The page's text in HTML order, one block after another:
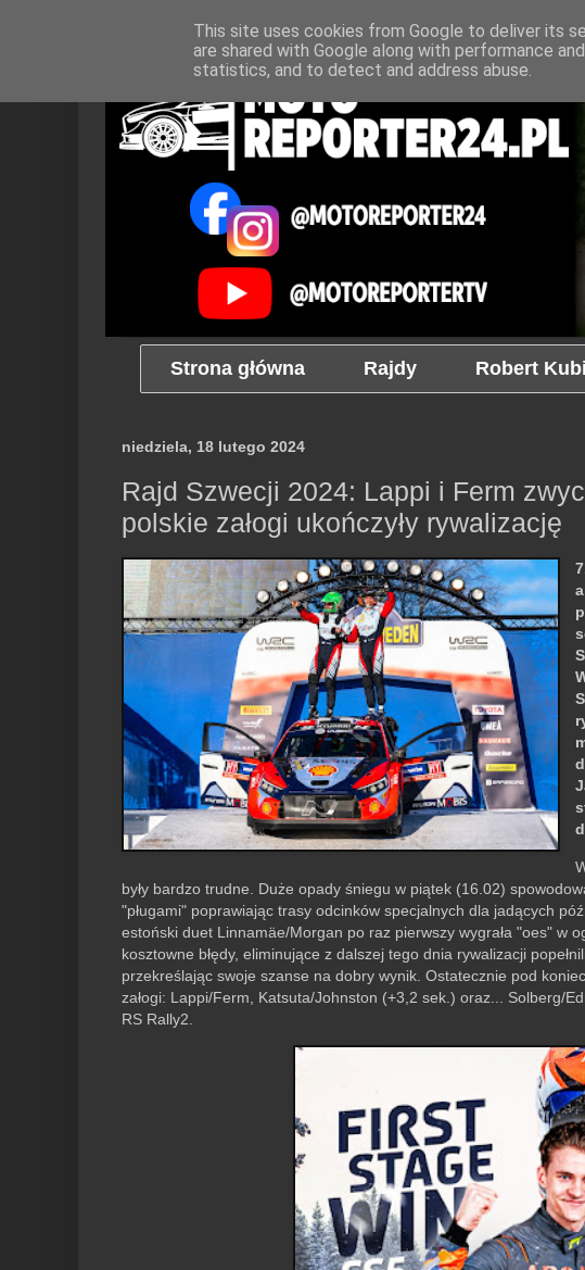
Strona główna Rajdy Robert
niedziela, 18 lutego 2024
Rajd Szwecji 2024: Lappi i Ferm
polskie załogi ukończyły rywalizację
były bardzo trudne. Duże opady śniegu w piątek (16.02)
"pługami" poprawiając trasy odcinków specjalnych dla jadących
estoński duet Linnamäe/Morgan po raz pierwszy wygrała "oes" w
kosztowne błędy, eliminujące z dalszej tego dnia rywalizacji
przekreślając swoje szanse na dobry wynik. Ostatecznie pod
załogi: Lappi/Ferm, Katsuta/Johnston (+3,2 sek.) oraz... Solberg/
RS Rally2.
This site uses cookies from Google to deliver its
are shared with Google along with performance
statistics, and to detect and address abuse.